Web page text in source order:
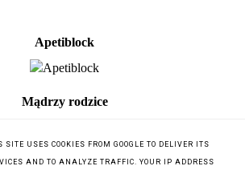
Apetiblock
Mądrzy rodzice
SITE USES COOKIES FROM GOOGLE TO DELIVER ITS
AND TO ANALYZE TRAFFIC. YOUR IP ADDRESS